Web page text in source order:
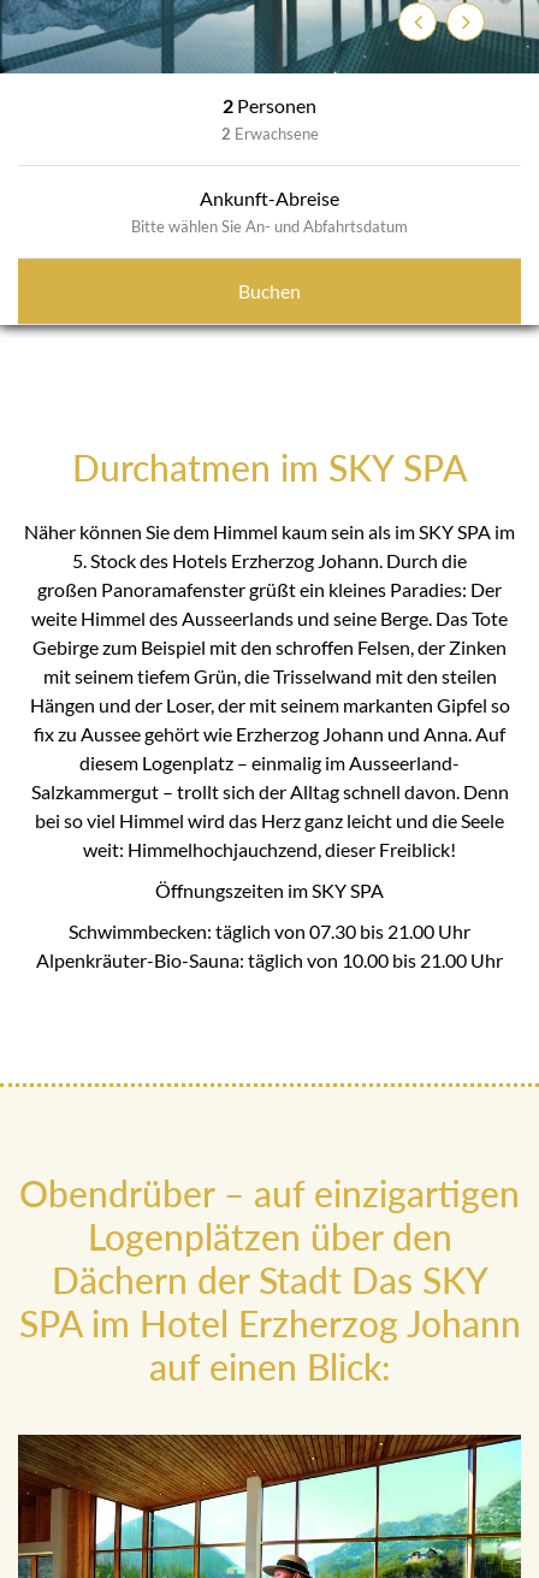
ZurückWeiter
2 Personen
2 Erwachsene
Ankunft-Abreise
Bitte wählen Sie An- und Abfahrtsdatum
Buchen
Durchatmen im SKY SPA
Näher können Sie dem Himmel kaum sein als im SKY SPA im
5. Stock des Hotels Erzherzog Johann. Durch die
großen Panoramafenster grüßt ein kleines Paradies: Der
weite Himmel des Ausseerlands und seine Berge. Das Tote
Gebirge zum Beispiel mit den schroffen Felsen, der Zinken
mit seinem tiefem Grün, die Trisselwand mit den steilen
Hängen und der Loser, der mit seinem markanten Gipfel so
fix zu Aussee gehört wie Erzherzog Johann und Anna. Auf
diesem Logenplatz – einmalig im Ausseerland-
Salzkammergut – trollt sich der Alltag schnell davon. Denn
bei so viel Himmel wird das Herz ganz leicht und die Seele
weit: Himmelhochjauchzend, dieser Freiblick!
Öffnungszeiten im SKY SPA
Schwimmbecken: täglich von 07.30 bis 21.00 Uhr
Alpenkräuter-Bio-Sauna: täglich von 10.00 bis 21.00 Uhr
Obendrüber – auf einzigartigen
Logenplätzen über den
Dächern der Stadt Das SKY
SPA im Hotel Erzherzog Johann
auf einen Blick: